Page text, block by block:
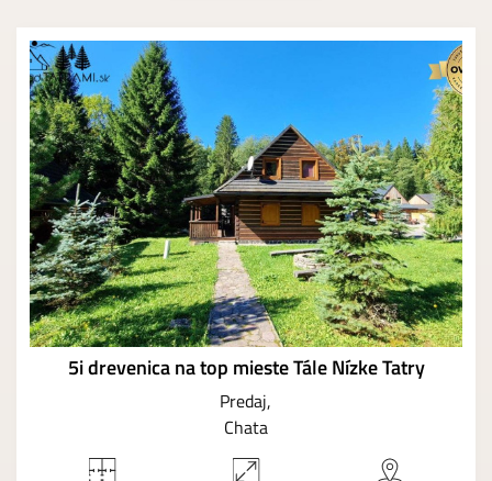
5i drevenica na top mieste Tále Nízke Tatry
Predaj
Chata